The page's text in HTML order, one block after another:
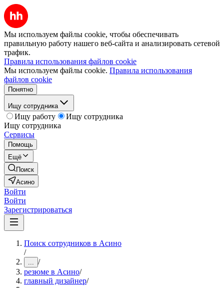
Мы используем файлы cookie, чтобы обеспечивать
правильную работу нашего веб-сайта и анализировать сетевой
трафик.
Правила использования файлов cookie
Мы используем файлы cookie. Правила использования
файлов cookie
Понятно
Ищу сотрудника
Ищу работу
Ищу сотрудника
Ищу сотрудника
Сервисы
Помощь
Ещё
Поиск
Асино
Войти
Войти
Зарегистрироваться
Поиск сотрудников в Асино
/
... /
резюме в Асино/
главный дизайнер/